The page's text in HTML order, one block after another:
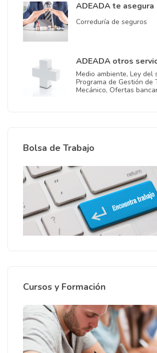
ADEADA te asegura
Correduría de seguros
ADEADA otros
Medio ambiente, Ley del
Programa de Gestión de
Mecánico, Ofertas
Bolsa de Trabajo
Cursos y Formación